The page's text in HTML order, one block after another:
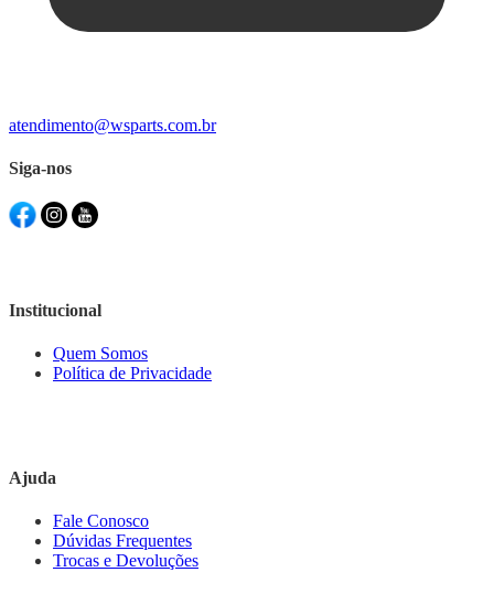
atendimento@wsparts.com.br
Siga-nos
Institucional
Quem Somos
Política de Privacidade
Ajuda
Fale Conosco
Dúvidas Frequentes
Trocas e Devoluções